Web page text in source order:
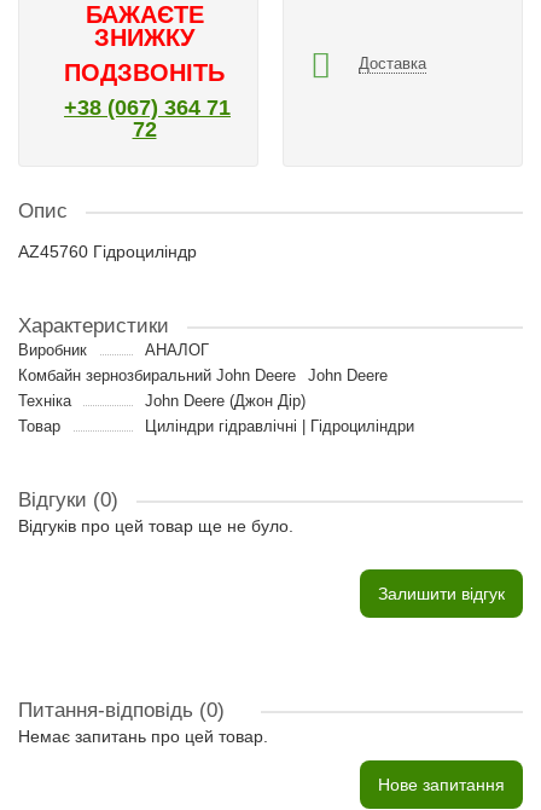
БАЖАЄТЕ
ЗНИЖКУ
ПОДЗВОНІТЬ
+38 (067) 364 71
72
Доставка
Опис
AZ45760 Гідроциліндр
Характеристики
Виробник
АНАЛОГ
Комбайн зернозбиральний John Deere
John Deere
Техніка
John Deere (Джон Дір)
Товар
Циліндри гідравлічні | Гідроциліндри
Відгуки (0)
Відгуків про цей товар ще не було.
Залишити відгук
Питання-відповідь (0)
Немає запитань про цей товар.
Нове запитання